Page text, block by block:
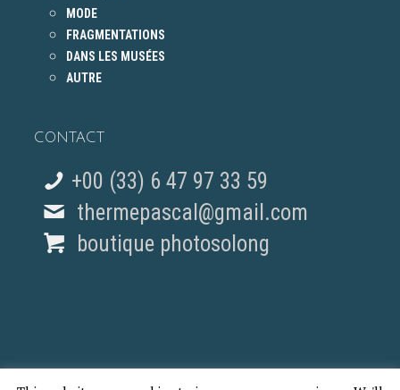
MODE
FRAGMENTATIONS
DANS LES MUSÉES
AUTRE
CONTACT
+00 (33) 6 47 97 33 59
thermepascal@gmail.com
boutique photosolong